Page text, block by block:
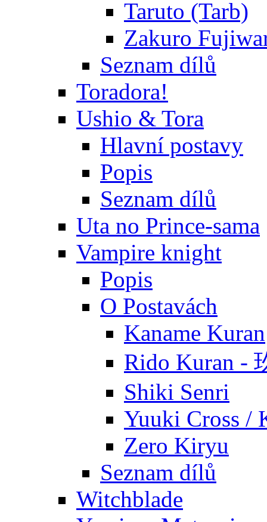
Taruto (Tarb)
Zakuro
Seznam dílů
Toradora!
Ushio & Tora
Hlavní postavy
Popis
Seznam dílů
Uta no Prince-sama
Vampire knight
Popis
O Postavách
Kaname Kuran
Rido Kuran -
Shiki Senri
Yuuki Cross /
Zero Kiryu
Seznam dílů
Witchblade